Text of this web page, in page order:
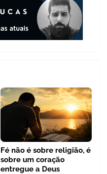
Fé não é sobre religião, é
sobre um coração
entregue a Deus